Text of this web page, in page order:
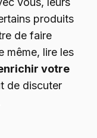
produits
de faire
même, lire les
votre
de discuter